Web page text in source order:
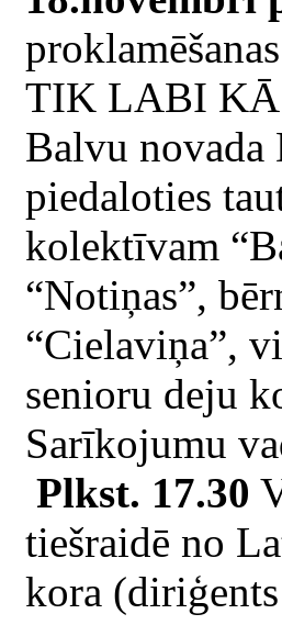
TIK LABI KĀ
Balvu novada
piedaloties
kolektīvam
“Notiņas”,
“Cielaviņa”,
senioru deju
Sarīkojumu
Plkst. 17.30
tiešraidē no
kora